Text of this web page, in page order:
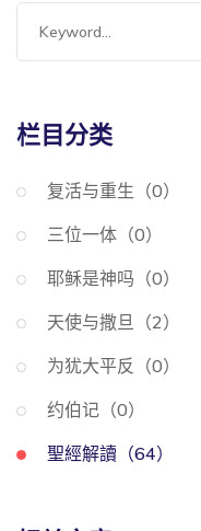
栏目分类
复活与重生（0）
三位一体（0）
耶稣是神吗（0）
天使与撒旦（2）
为犹大平反（0）
约伯记（0）
聖經解讀（64）